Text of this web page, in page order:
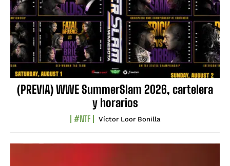
(PREVIA) WWE SummerSlam 2026, cartelera
y horarios
#NTF Víctor Loor Bonilla